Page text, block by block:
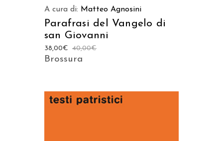
A cura di: Matteo Agnosini
Parafrasi del Vangelo di
san Giovanni
40,00€
38,00€
Brossura